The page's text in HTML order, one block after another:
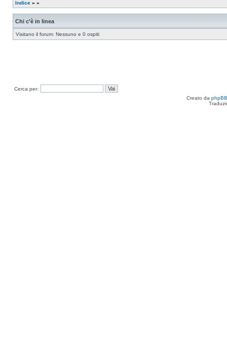
Indice » »
Chi c’è in linea
Visitano il forum: Nessuno e 0 ospiti
Cerca per:
Creato da phpBB